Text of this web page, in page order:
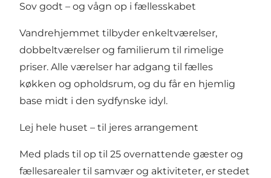
Sov godt – og vågn op i fællesskabet
Vandrehjemmet tilbyder enkeltværelser,
dobbeltværelser og familierum til rimelige
priser. Alle værelser har adgang til fælles
køkken og opholdsrum, og du får en hjemlig
base midt i den sydfynske idyl.
Lej hele huset – til jeres arrangement
Med plads til op til 25 overnattende gæster og
fællesarealer til samvær og aktiviteter, er stedet